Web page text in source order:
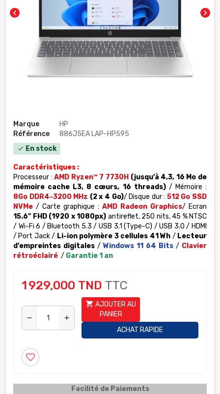
chevron_left chevron_right
Marque
HP
Référence
886J5EA LAP-HP595
check En stock
Caractéristiques :
Processeur :AMD Ryzen™ 7 7730H (jusqu’à 4,3, 16 Mo de
mémoire cache L3, 8 cœurs, 16 threads)/ Mémoire :
8Go DDR4-3200 MHz (2 x 4 Go)/ Disque dur : 512 Go SSD
NVMe / Carte graphique : AMD Radeon Graphics/ Ecran
15.6" FHD (1920 x 1080px) antireflet, 250 nits, 45 % NTSC
/ Wi-Fi 6 / Bluetooth 5.3 / USB 3.1 (Type-C) / USB 3.0 / HDMI
/ Port Jack / Li-ion polymère 3 cellules 41 Wh / Lecteur
d’empreintes digitales / Windows 11 64 Bits / Clavier
rétroéclairé / Garantie 1 an
1 929,000 TND TTC
remove add
shopping_cart AJOUTER AU
PANIER
ACHAT RAPIDE
favorite_border
Facilité de Paiements